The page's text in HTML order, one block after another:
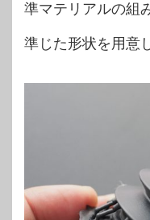
準マテリアルの組
準じた形状を用意